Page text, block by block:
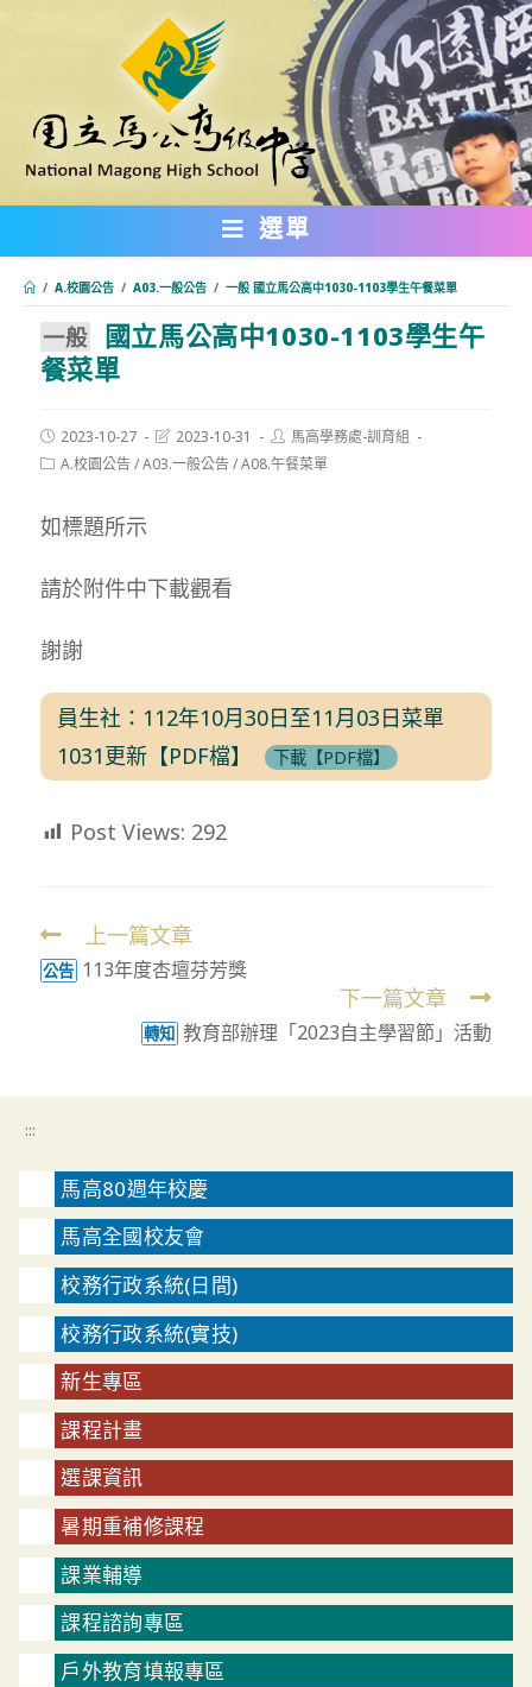
內
選單
/ A.校園公告 / A03.一般公告 / 一般 國立馬公高中1030-1103學生午餐菜單
一般
國立馬公高中1030-1103學生午
餐菜單
Post
published:
2023-10-27
Post
modified:
2023-10-31
Post
author:
馬高學務處-訓育組
PostA.校園公告/A03.一般公告/A08.午餐菜單
如標題所示
請於附件中下載觀看
謝謝
員生社：112年10月30日至11月03日菜單
1031更新【PDF檔】
下載【PDF檔】
Post Views: 292
Read
more
上一篇文章
公告 113年度杏壇芬芳獎
下一篇文章
轉知 教育部辦理「2023自主學習節」活動
:::
馬高80週年校慶
馬高全國校友會
校務行政系統(日間)
校務行政系統(實技)
新生專區
課程計畫
選課資訊
暑期重補修課程
課業輔導
課程諮詢專區
戶外教育填報專區